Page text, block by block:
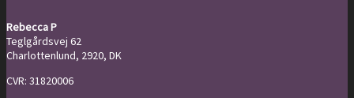
Rebecca P
Teglgårdsvej 62
Charlottenlund, 2920, DK
CVR: 31820006